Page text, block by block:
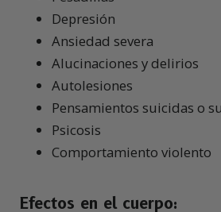
Depresión
Ansiedad severa
Alucinaciones y delirios
Autolesiones
Pensamientos suicidas o
Psicosis
Comportamiento violento
Efectos en el cuerpo: